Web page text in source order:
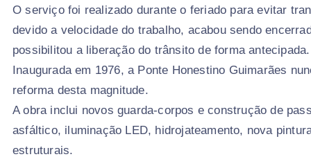
O serviço foi realizado durante o feriado para evitar
devido a velocidade do trabalho, acabou sendo
possibilitou a liberação do trânsito de forma antecipada.
Inaugurada em 1976, a Ponte Honestino Guimarães
reforma desta magnitude.
A obra inclui novos guarda-corpos e construção de
asfáltico, iluminação LED, hidrojateamento, nova
estruturais.